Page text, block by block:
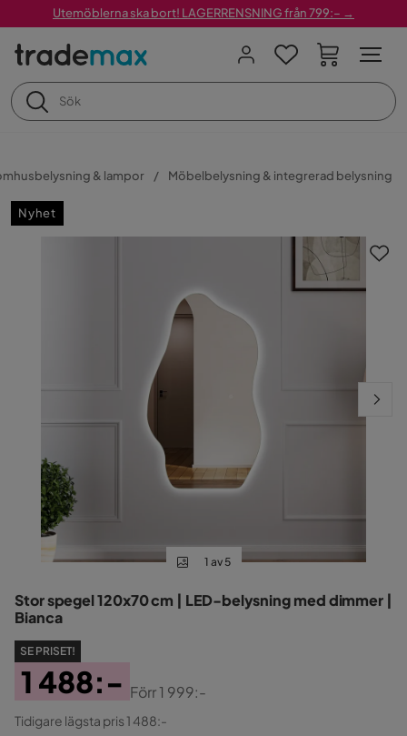
Utemöblerna ska bort! LAGERRENSNING från 799:– →
& lampor Möbelbelysning & integrerad belysning
Nyhet
1 av 5
Stor spegel 120x70 cm | LED-belysning med dimmer |
Bianca
SE PRISET!
Pris
1 488:-
Original
Förr1 999:-
Tidigare lägsta pris 1 488:-